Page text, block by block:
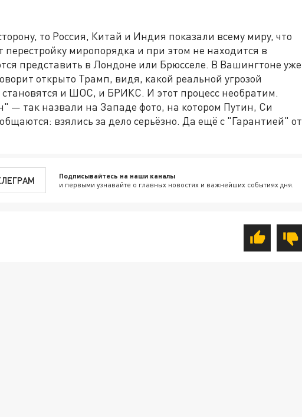
то Россия, Китай и Индия показали всему миру, что
миропорядка и при этом не находится в
представить в Лондоне или Брюсселе. В Вашингтоне уже
открыто Трамп, видя, какой реальной угрозой
и ШОС, и БРИКС. И этот процесс необратим.
— так назвали на Западе фото, на котором Путин, Си
взялись за дело серьёзно. Да ещё с "Гарантией" от
Подписывайтесь на наши каналы
и первыми узнавайте о главных новостях и важнейших событиях дня.